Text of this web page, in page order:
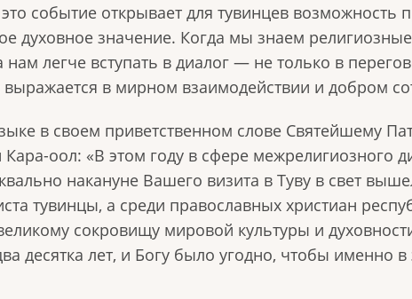
событие открывает для тувинцев возможность
духовное значение. Когда мы знаем
нам легче вступать в диалог — не только в
в мирном взаимодействии и добром
в своем приветственном слове Святейшему
оол: «В этом году в сфере межрелигиозного
накануне Вашего визита в Туву в свет
тувинцы, а среди православных христиан
сокровищу мировой культуры и
десятка лет, и Богу было угодно, чтобы именно